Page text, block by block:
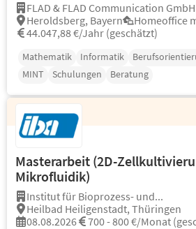
FLAD & FLAD Communication GmbH
Heroldsberg, Bayern
Homeoffice
44.047,88 €/Jahr (geschätzt)
Mathematik Informatik
MINT
Schulungen Beratung
Masterarbeit (2D-
Mikrofluidik)
Institut für Bioprozess- und...
Heilbad Heiligenstadt, Thüringen
08.08.2026
700 - 800 €/Monat